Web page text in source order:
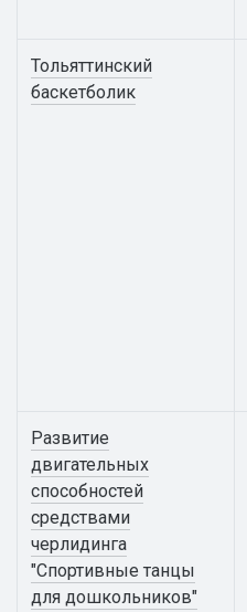
Тольяттинский
баскетболик
Развитие
двигательных
способностей
средствами
черлидинга
"Спортивные танцы
для дошкольников"